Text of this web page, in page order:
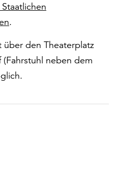
.
über den Theaterplatz
neben dem